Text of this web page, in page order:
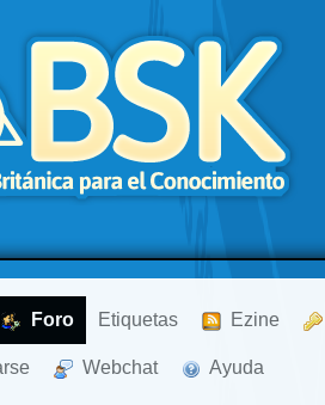
Foro Etiquetas Ezine
Webchat Ayuda